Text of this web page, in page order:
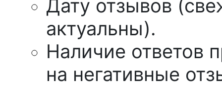
Дату отзывов
актуальны).
Наличие ответов
на негативные